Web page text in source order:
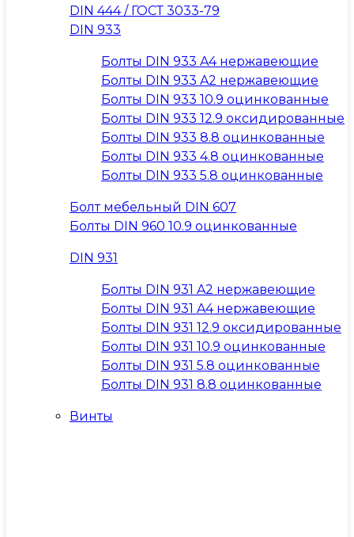
DIN 444 / ГОСТ 3033-79
DIN 933
Болты DIN 933 A4 нержавеющие
Болты DIN 933 A2 нержавеющие
Болты DIN 933 10.9 оцинкованные
Болты DIN 933 12.9 оксидированные
Болты DIN 933 8.8 оцинкованные
Болты DIN 933 4.8 оцинкованные
Болты DIN 933 5.8 оцинкованные
Болт мебельный DIN 607
Болты DIN 960 10.9 оцинкованные
DIN 931
Болты DIN 931 A2 нержавеющие
Болты DIN 931 A4 нержавеющие
Болты DIN 931 12.9 оксидированные
Болты DIN 931 10.9 оцинкованные
Болты DIN 931 5.8 оцинкованные
Болты DIN 931 8.8 оцинкованные
Винты